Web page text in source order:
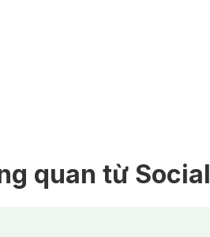
quan từ